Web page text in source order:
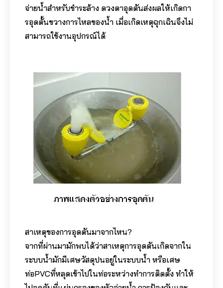
จ่ายน้ำสำหรับชำระล้าง ดวงตาอุดตันส่งผลให้เกิดกา
รอุดตั้นขวางการไหลของน้ำ เมื่อเกิดเหตุฉุกเฉินจึงไม่
สามารถใช้งานอุปกรณ์ได้
สาเหตุของการอุดตันมาจากไหน?
จากที่ผ่านมามักพบได้ว่าสาเหตุการอุดตันเกิดจากใน
ระบบน้ำมักมีเศษวัสดุปนอยู่ในระบบน้ำ หรือเศษ
ท่อPVCที่หลุดเข้าไปในท่อระหว่างทำการติดตั้ง ทำให้